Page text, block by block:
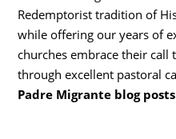
Redemptorist tradition of
while offering our years of
churches embrace their call
through excellent pastoral
Padre Migrante blog